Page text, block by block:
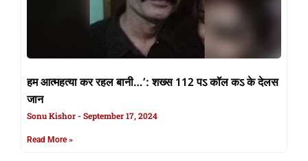
हम आत्महत्या कर रहल बानी…’: शख्स 112 पऽ कॉल कऽ के देलस
जान
Sonu Kishor September 17, 2024
Read More »